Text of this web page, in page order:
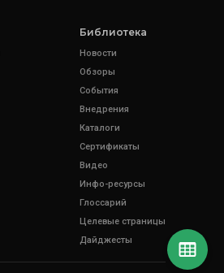
Библиотека
Новости
Обзоры
События
Внедрения
Каталоги
Сертификаты
Видео
Инфо-ресурсы
Глоссарий
Целевые страницы
Дайджесты